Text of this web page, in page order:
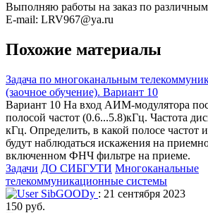
Выполняю работы на заказ по
E-mail: LRV967@ya.ru
Похожие материалы
Задача по многоканальным
(заочное обучение). Вариант 10
Вариант 10 На вход АИМ-модулятора
полосой частот (0.6...5.8)кГц. Частота
кГц. Определить, в какой полосе частот
будут наблюдаться искажения на
включенном ФНЧ фильтре на приеме.
Задачи ДО СИБГУТИ Многоканальные
телекоммуникационные системы
SibGOODy : 21 сентября 2023
150 руб.